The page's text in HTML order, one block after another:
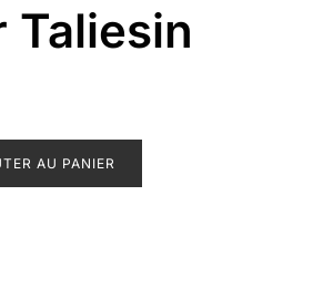
Taliesin
AU PANIER